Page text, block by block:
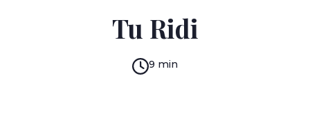
Tu Ridi
9 min